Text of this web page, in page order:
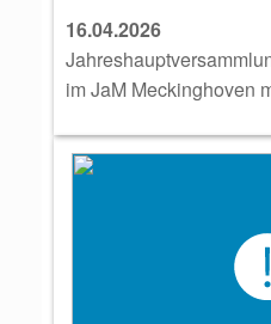
16.04.2026
im JaM Meckinghoven